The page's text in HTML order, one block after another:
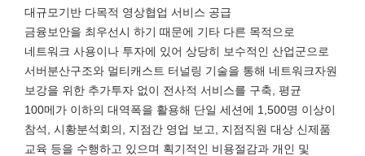
대규모기반 다목적 영상협업 서비스 공급
금융보안을 최우선시 하기 때문에 기타 다른 목적으로
네트워크 사용이나 투자에 있어 상당히 보수적인 산업군으로
서버분산구조와 멀티캐스트 터널링 기술을 통해 네트워크자원
보강을 위한 추가투자 없이 전사적 서비스를 구축, 평균
100메가 이하의 대역폭을 활용해 단일 세션에 1,500명 이상이
참석, 시황분석회의, 지점간 영업 보고, 지점직원 대상 신제품
교육 등을 수행하고 있으며 획기적인 비용절감과 개인 및